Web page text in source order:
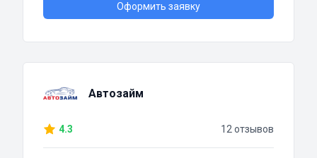
Оформить заявку
Автозайм
4.3 12 отзывов